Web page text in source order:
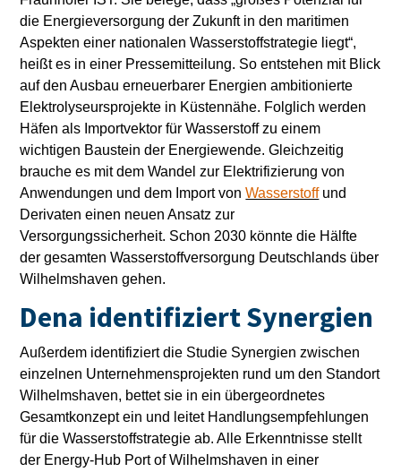
die Energieversorgung der Zukunft in den maritimen
Aspekten einer nationalen Wasserstoffstrategie liegt“,
heißt es in einer Pressemitteilung. So entstehen mit Blick
auf den Ausbau erneuerbarer Energien ambitionierte
Elektrolyseursprojekte in Küstennähe. Folglich werden
Häfen als Importvektor für Wasserstoff zu einem
wichtigen Baustein der Energiewende. Gleichzeitig
brauche es mit dem Wandel zur Elektrifizierung von
Anwendungen und dem Import vonWasserstoffund
Derivaten einen neuen Ansatz zur
Versorgungssicherheit. Schon 2030 könnte die Hälfte
der gesamten Wasserstoffversorgung Deutschlands über
Wilhelmshaven gehen.
Dena identifiziert Synergien
Außerdem identifiziert die Studie Synergien zwischen
einzelnen Unternehmensprojekten rund um den Standort
Wilhelmshaven, bettet sie in ein übergeordnetes
Gesamtkonzept ein und leitet Handlungsempfehlungen
für die Wasserstoffstrategie ab. Alle Erkenntnisse stellt
der Energy-Hub Port of Wilhelmshaven in einer